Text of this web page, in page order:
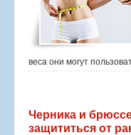
веса они могут
Черника и
защититься от